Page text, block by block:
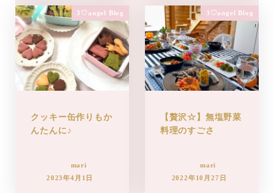
3♡angel Blog
クッキー缶作りもか
んたんに♪
mari
2023年4月1日
3♡angel Blog
【贅沢☆】無塩野菜
料理のすごさ
mari
2022年10月27日